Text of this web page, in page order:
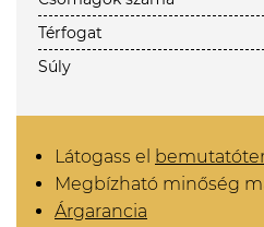
Térfogat
Súly
Látogass el
Megbízható minőség
Árgarancia